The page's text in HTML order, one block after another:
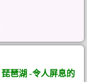
琶湖 -令人屏息的